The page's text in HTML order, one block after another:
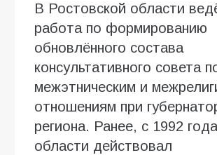
В Ростовской области
работа по формированию
обновлённого состава
консультативного совета
межэтническим и
отношениям при
региона. Ранее, с 1992
области действовал